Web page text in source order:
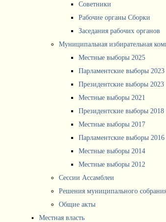
Советники
Рабочие органы Сборки
Заседания рабочих органов
Муниципальная избирательная
Местные выборы 2025
Парламентские выборы 2023
Президентские выборы 2023
Местные выборы 2021
Президентские выборы 2018
Местные выборы 2017
Парламентские выборы 2016
Местные выборы 2014
Местные выборы 2012
Сессии Ассамблеи
Решения муниципального
Общие акты
Местная власть